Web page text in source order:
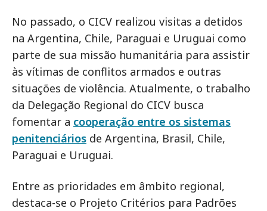
No passado, o CICV realizou visitas a detidos
na Argentina, Chile, Paraguai e Uruguai como
parte de sua missão humanitária para assistir
às vítimas de conflitos armados e outras
situações de violência. Atualmente, o trabalho
da Delegação Regional do CICV busca
fomentar a cooperação entre os sistemas
penitenciários de Argentina, Brasil, Chile,
Paraguai e Uruguai.
Entre as prioridades em âmbito regional,
destaca-se o Projeto Critérios para Padrões